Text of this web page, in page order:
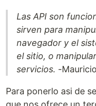
Las API son
sirven para
navegador y el
el sitio, o
servicios. -
Para ponerlo asi de